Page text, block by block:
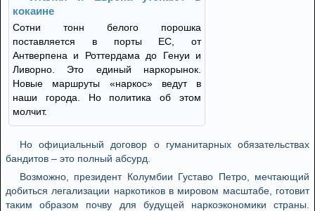
кокаине
Сотни тонн белого порошка
поставляется в порты ЕС, от
Антверпена и Роттердама до Генуи и
Ливорно. Это единый наркорынок.
Новые маршруты «наркос» ведут в
наши города. Но политика об этом
молчит.
Но официальный договор о гуманитарных обязательствах
бандитов – это полный абсурд.
Возможно, президент Колумбии Густаво Петро, мечтающий
добиться легализации наркотиков в мировом масштабе, готовит
таким образом почву для будущей наркоэкономики страны.